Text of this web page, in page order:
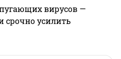
вирусов —
срочно усилить